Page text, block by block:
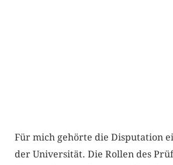
Für mich gehörte die Disputation
der Universität. Die Rollen des